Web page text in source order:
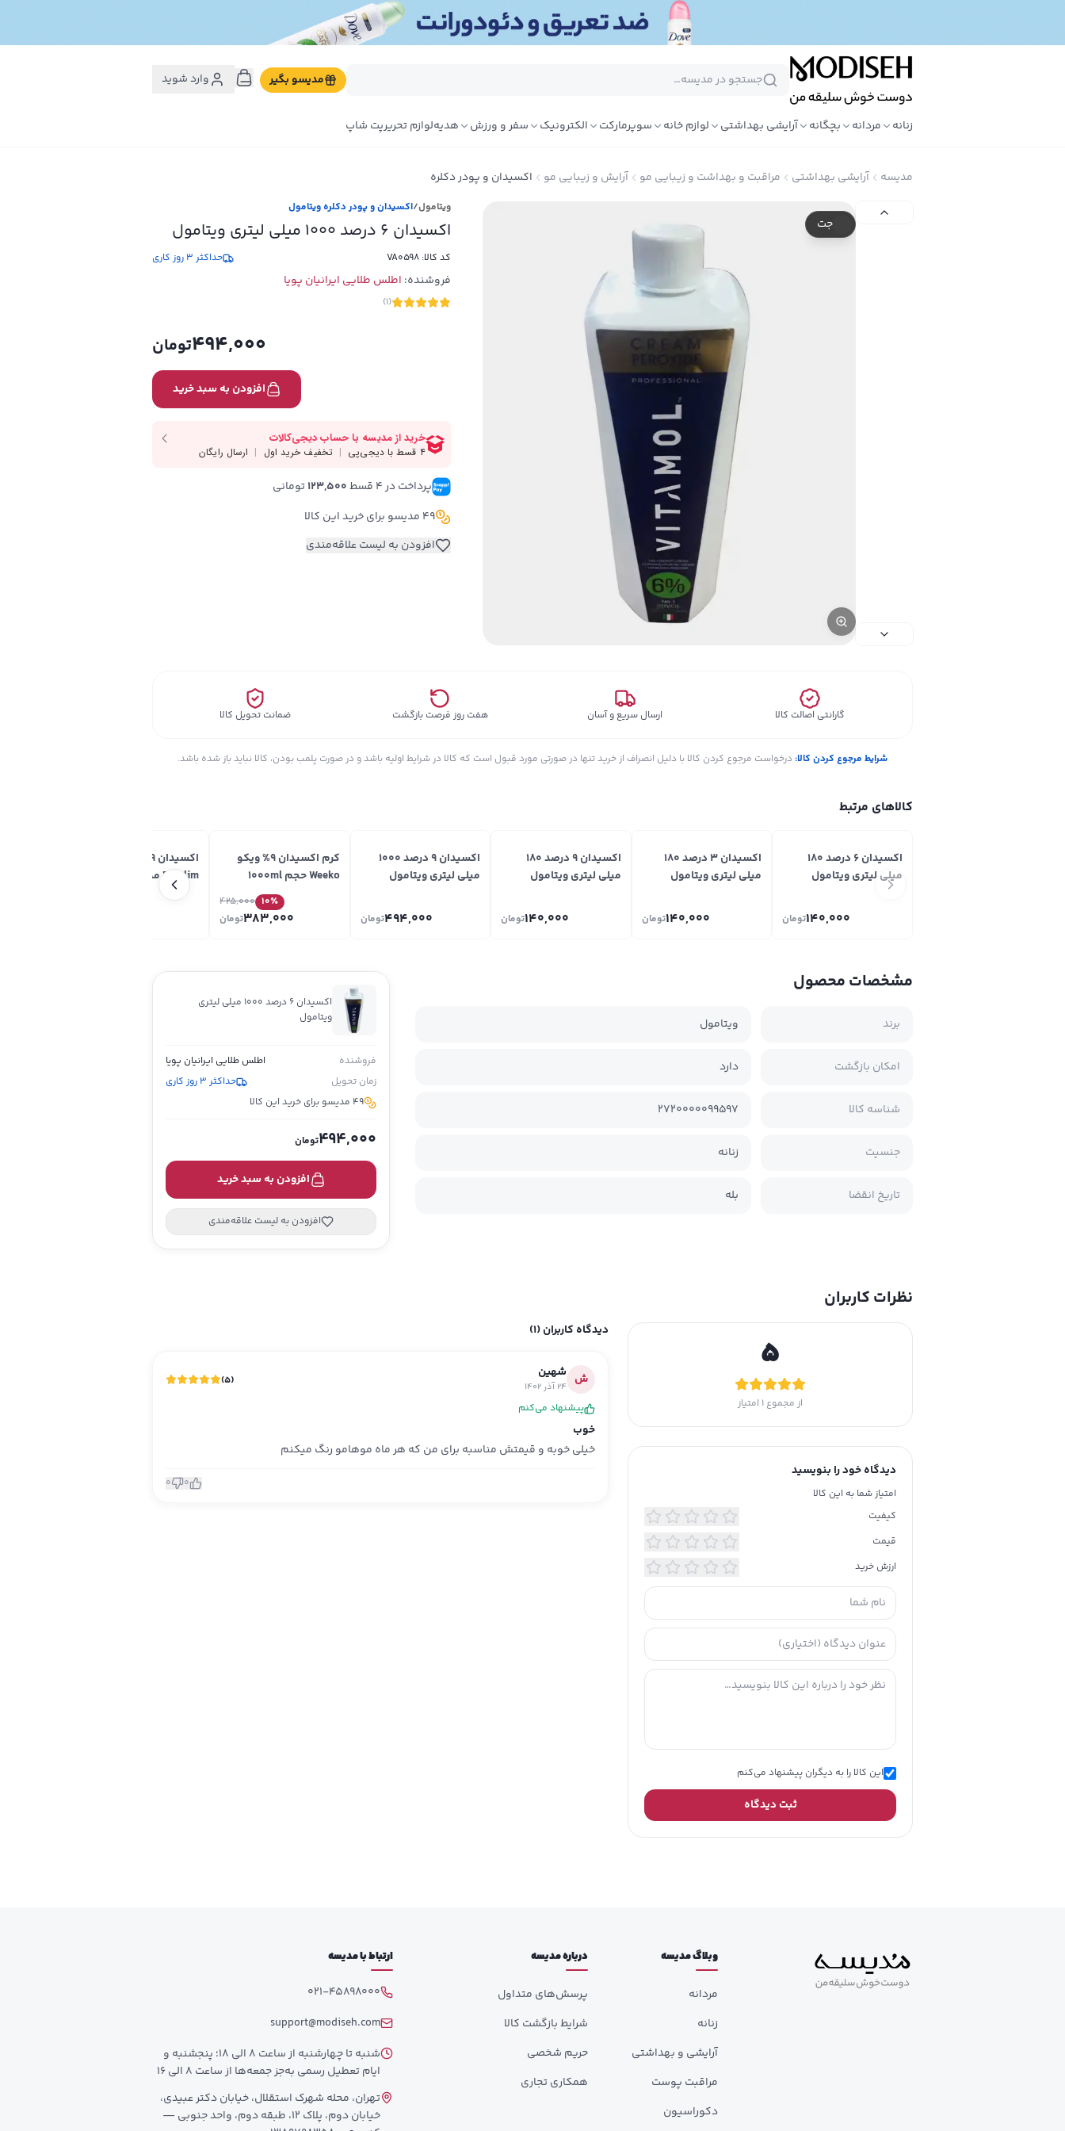
مدیسو بگیر وارد شوید
زنانه مردانه بچگانه آرایشی بهداشتی لوازم خانه سوپرمارکت الکترونیک سفر و ورزش هدیهلوازم تحریرپت شاپ
مدیسه آرایشی بهداشتی مراقبت و بهداشت و زیبایی مو آرایش و زیبایی مو اکسیدان و پودر دکلره
جت
ویتامول/اکسیدان و پودر دکلره ویتامول
اکسیدان 6 درصد 1000 میلی لیتری ویتامول
کد کالا:VA0598 حداکثر 3 روز کاری
فروشنده: اطلس طلایی ایرانیان پویا
(
1
)
494,000تومان
افزودن به سبد خرید
پرداخت در ۴ قسط 123,500 تومانی
49 مدیسو برای خرید این کالا
افزودن به لیست علاقه‌مندی
گارانتی اصالت کالا ارسال سریع و آسان هفت روز فرصت بازگشت ضمانت تحویل کالا
شرایط مرجوع کردن کالا: درخواست مرجوع کردن کالا با دلیل انصراف از خرید تنها در صورتی مورد قبول است که کالا در شرایط اولیه باشد و در صورت پلمب بودن، کالا نباید باز شده باشد.
کالاهای مرتبط
اکسیدان 6 درصد 180
میلی لیتری ویتامول
140,000تومان
اکسیدان 3 درصد 180
میلی لیتری ویتامول
140,000تومان
اکسیدان 9 درصد 180
میلی لیتری ویتامول
140,000تومان
اکسیدان 9 درصد 1000
میلی لیتری ویتامول
494,000تومان
کرم اکسیدان 9% ویکو
Weeko حجم 1000ml
10٪ 425,000
383,000تومان
150ml
مشخصات محصول
برند ویتامول
امکان بازگشت دارد
شناسه کالا 2720000099597
جنسیت زنانه
تاریخ انقضا بله
اکسیدان 6 درصد 1000 میلی لیتری
ویتامول
فروشنده
اطلس طلایی ایرانیان پویا
زمان تحویل
حداکثر 3 روز کاری
49 مدیسو برای خرید این کالا
494,000تومان
افزودن به سبد خرید
افزودن به لیست علاقه‌مندی
نظرات کاربران
5
از مجموع 1 امتیاز
دیدگاه خود را بنویسید
امتیاز شما به این کالا
کیفیت
قیمت
ارزش خرید
این کالا را به دیگران پیشنهاد می‌کنم
ثبت دیدگاه
دیدگاه کاربران(1)
ش شهین
24 آذر 1402 (
5
)
پیشنهاد می‌کنم
خوب
خیلی خوبه و قیمتش مناسبه برای من که هر ماه موهامو رنگ میکنم
0
0
وبلاگ مدیسه
مردانه
زنانه
آرایشی و بهداشتی
مراقبت پوست
دکوراسیون
درباره مدیسه
پرسش‌های متداول
شرایط بازگشت کالا
حریم شخصی
همکاری تجاری
ارتباط با مدیسه
021-45898000
support@modiseh.com
شنبه تا چهارشنبه از ساعت 8 الی 18؛ پنجشنبه و
ایام تعطیل رسمی به‌جز جمعه‌ها از ساعت 8 الی 16
تهران، محله شهرک استقلال، خیابان دکتر عبیدی،
خیابان دوم، پلاک 12، طبقه دوم، واحد جنوبی —